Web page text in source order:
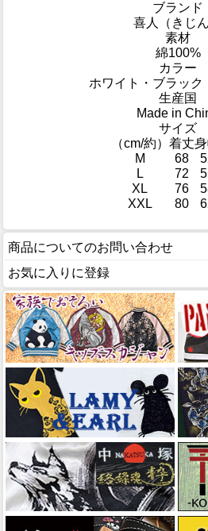
ブランド
喜人（きじん
素材
綿100%
カラー
ホワイト・ブラック
生産国
Made in
サイズ
（cm/約） 着丈
M
68
L
72
XL
76
XXL
80
商品についてのお問い合わせ
お気に入りに登録